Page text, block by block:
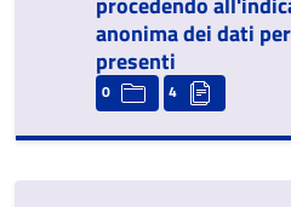
anonima dei dati
presenti
0 4